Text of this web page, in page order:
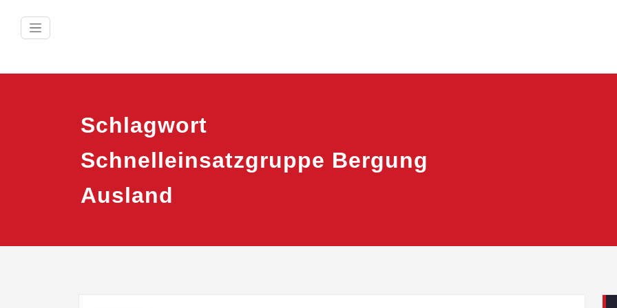
springen
Schlagwort
Schnelleinsatzgruppe Bergung
Ausland